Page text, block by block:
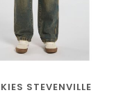
STEVENVILLE